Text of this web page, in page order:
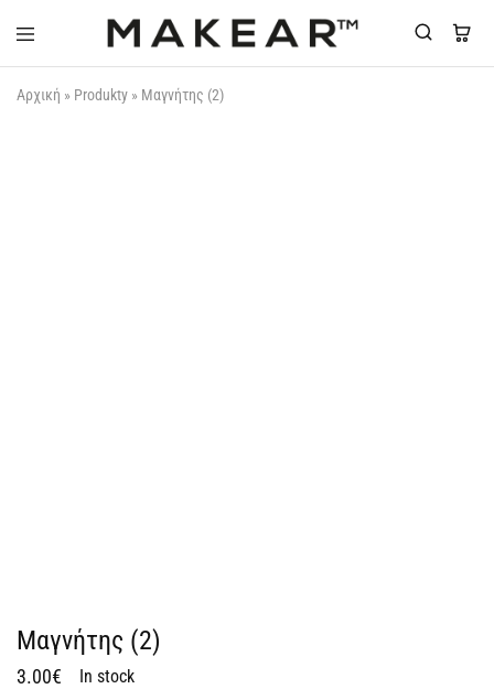
Makear-
Αρχική » Produkty » Μαγνήτης (2)
Μαγνήτης (2)
3.00€ In stock